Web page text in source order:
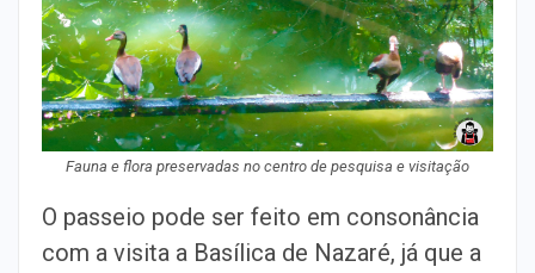
Fauna e flora preservadas no centro de pesquisa e visitação
O passeio pode ser feito em consonância
com a visita a Basílica de Nazaré, já que a